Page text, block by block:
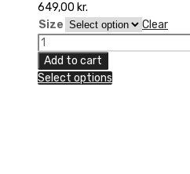
649,00 kr.
Size
Clear
100%
Celium
SOLID
Add to cart
Select options